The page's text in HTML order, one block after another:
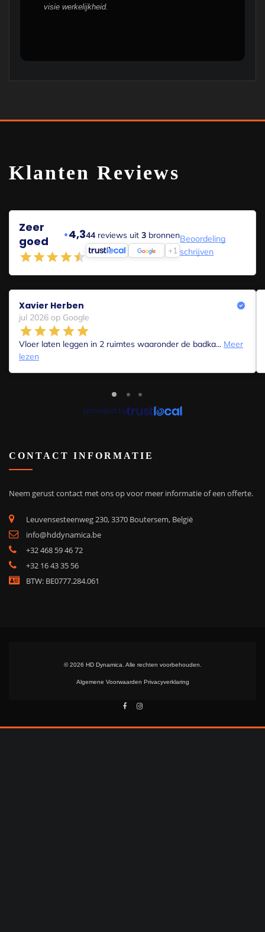
visie werkelijkheid.
Klanten Reviews
Zeer
goed
•4,344reviews uit3 bronnen
+1
Beoordeling
schrijven
Xavier Herben
jul 2026 op Google
Vloer laten leggen in 2 ruimtes waaronder de badka... Meer
lezen
provided by
CONTACT INFORMATIE
Neem gerust contact met ons op voor meer informatie of een offerte.
Leuvensesteenweg 230, 3370 Boutersem, België
info@hddynamica.be
+32 468 59 46 72
+32 16 43 35 56
BTW: BE0777.284.061
© 2026 HD Dynamica. Alle rechten voorbehouden.
Algemene Voorwaarden Privacyverklaring